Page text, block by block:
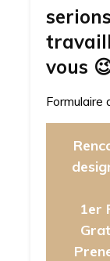
vous
Formulaire
1er